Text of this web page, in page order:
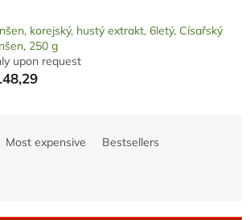
korejský, hustý extrakt, 6letý, Císařský
250 g
upon request
Most expensive Bestsellers